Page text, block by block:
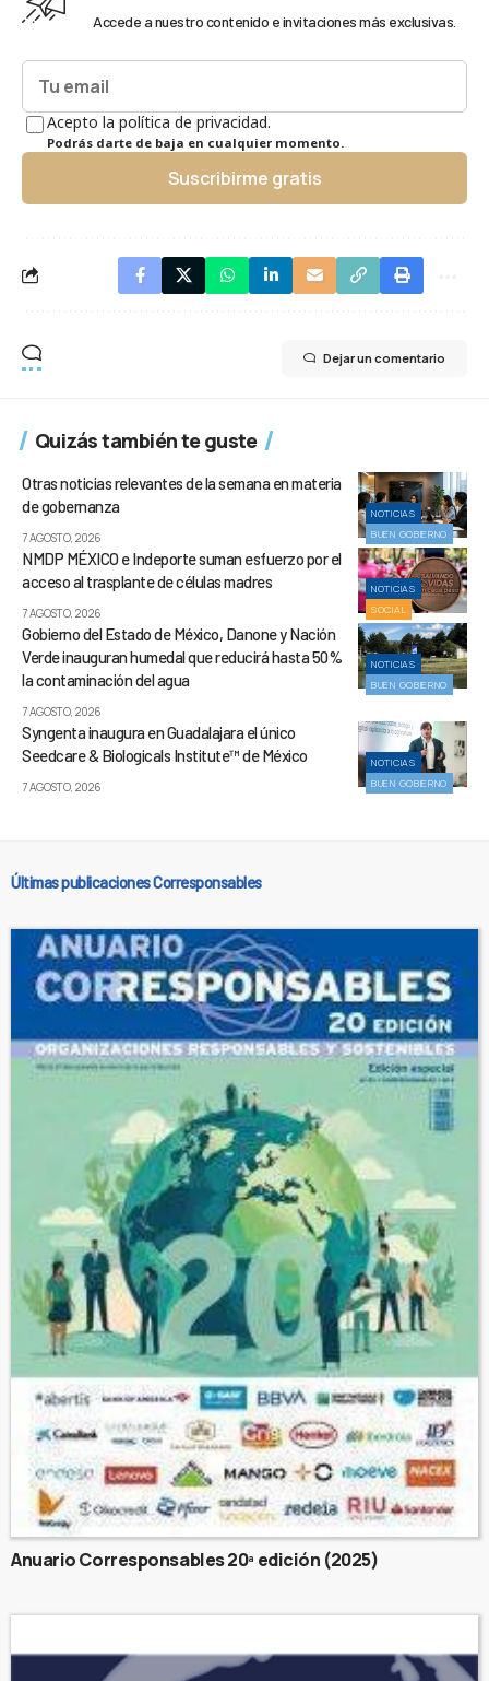
Accede a nuestro contenido e invitaciones más exclusivas.
Acepto la política de privacidad.
Podrás darte de baja en cualquier momento.
Suscribirme gratis
Dejar un comentario
Quizás también te guste
NOTICIAS
BUEN GOBIERNO
Otras noticias relevantes de la semana en materia
de gobernanza
7 AGOSTO, 2026
NOTICIAS
SOCIAL
NMDP MÉXICO e Indeporte suman esfuerzo por el
acceso al trasplante de células madres
7 AGOSTO, 2026
NOTICIAS
BUEN GOBIERNO
Gobierno del Estado de México, Danone y Nación
Verde inauguran humedal que reducirá hasta 50%
la contaminación del agua
7 AGOSTO, 2026
NOTICIAS
BUEN GOBIERNO
Syngenta inaugura en Guadalajara el único
Seedcare & Biologicals Institute™ de México
7 AGOSTO, 2026
Últimas publicaciones Corresponsables
Anuario Corresponsables 20ª edición (2025)